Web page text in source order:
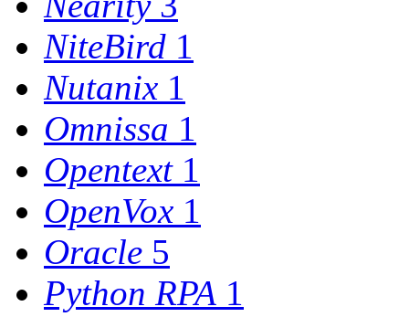
NiteBird 1
Nutanix 1
Omnissa 1
Opentext 1
OpenVox 1
Oracle 5
Python RPA 1